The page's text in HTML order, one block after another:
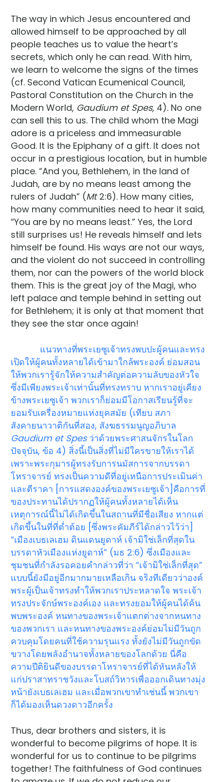
The way in which Jesus encountered and
allowed himself to be approached by all
people teaches us to value the heart’s
secrets, which only he can read. With him,
we learn to welcome the signs of the times
(cf. Second Vatican Ecumenical Council,
Pastoral Constitution on the Church in the
Modern World, Gaudium et Spes, 4). No one
can sell this to us. The child whom the Magi
adore is a priceless and immeasurable
Good. It is the Epiphany of a gift. It does not
occur in a prestigious location, but in humble
place. “And you, Bethlehem, in the land of
Judah, are by no means least among the
rulers of Judah” (Mt2:6). How many cities,
how many communities need to hear it said,
“You are by no means least.” Yes, the Lord
still surprises us! He reveals himself and lets
himself be found. His ways are not our ways,
and the violent do not succeed in controlling
them, nor can the powers of the world block
them. This is the great joy of the Magi, who
left palace and temple behind in setting out
for Bethlehem; it is only at that moment that
they see the star once again!
แนวทางที่พระเยซูเจ้าทรงพบปะผู้คนและทรง
เปิดให้ผู้คนทั้งหลายได้เข้ามาใกล้พระองค์ ย่อมสอน
ให้พวกเรารู้จักให้ความสำคัญต่อความลับของหัวใจ
ซึ่งมีเพียงพระเจ้าเท่านั้นที่ทรงทราบ หากเราอยู่เคียง
ข้างพระเยซูเจ้า พวกเราก็ย่อมมีโอกาสเรียนรู้ที่จะ
ยอมรับเครื่องหมายแห่งยุคสมัย (เทียบ สภา
สังคายนาวาติกันที่สอง, สังฆธรรมนูญอภิบาล
Gaudium et Spesว่าด้วยพระศาสนจักรในโลก
ปัจจุบัน, ข้อ 4) สิ่งนี้เป็นสิ่งที่ไม่มีใครขายให้เราได้
เพราะพระกุมารผู้ทรงรับการนมัสการจากบรรดา
โหราจารย์ ทรงเป็นความดีที่อยู่เหนือการประเมินค่า
และตีราคา [การแสดงองค์ของพระเยซูเจ้า]คือการที่
ของประทานได้ปรากฏให้ผู้คนทั้งหลายได้เห็น
เหตุการณ์นี้ไม่ได้เกิดขึ้นในสถานที่มีชื่อเสียง หากแต่
เกิดขึ้นในที่ที่ต่ำต้อย [ซึ่งพระคัมภีร์ได้กล่าวไว้ว่า]
“เมืองเบธเลเฮม ดินแดนยูดาห์ เจ้ามิใช่เล็กที่สุดใน
บรรดาหัวเมืองแห่งยูดาห์” (มธ 2:6) ซึ่งเมืองและ
ชุมชนที่กำลังรอคอยคำกล่าวที่ว่า “เจ้ามิใช่เล็กที่สุด”
แบบนี้ยังมีอยู่อีกมากมายเหลือเกิน จริงทีเดียวว่าองค์
พระผู้เป็นเจ้าทรงทำให้พวกเราประหลาดใจ พระเจ้า
ทรงประจักษ์พระองค์เอง และทรงยอมให้ผู้คนได้ค้น
พบพระองค์ หนทางของพระเจ้าแตกต่างจากหนทาง
ของพวกเรา และหนทางของพระองค์ย่อมไม่มีวันถูก
ควบคุมโดยคนที่ใช้ความรุนแรง ทั้งยังไม่มีวันถูกขัด
ขวางโดยพลังอำนาจทั้งหลายของโลกด้วย นี่คือ
ความปีติยินดีของบรรดาโหราจารย์ที่ได้หันหลังให้
แก่ปราสาทราชวังและโบสถ์วิหารเพื่อออกเดินทางมุ่ง
หน้ายังเบธเลเฮม และเมื่อพวกเขาทำเช่นนี้ พวกเขา
ก็ได้มองเห็นดวงดาวอีกครั้ง
Thus, dear brothers and sisters, it is
wonderful to become pilgrims of hope. It is
wonderful for us to continue to be pilgrims
together! The faithfulness of God continues